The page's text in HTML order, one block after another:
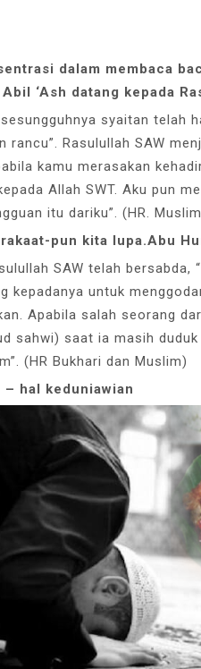
dalam membaca
‘Ash datang kepada
sesungguhnya syaitan telah
rancu”. Rasulullah SAW
kamu merasakan
Allah SWT. Aku pun
itu dariku”. (HR.
pun kita lupa.Abu
SAW telah
kepadanya untuk
Apabila salah seorang
sahwi) saat ia masih
(HR Bukhari dan Muslim)
hal keduniawian